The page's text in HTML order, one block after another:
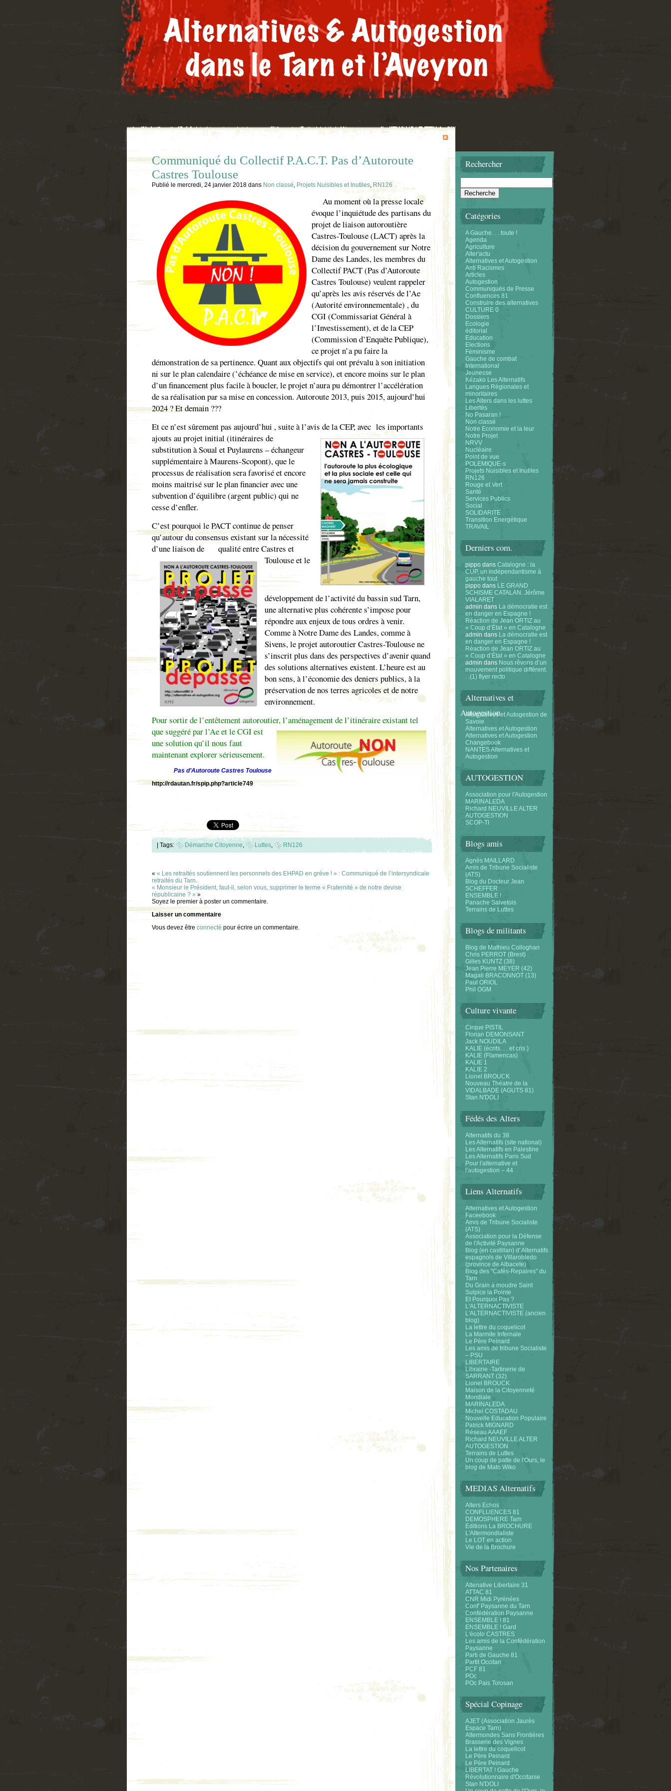
Communiqué du Collectif P.A.C.T. Pas d’Autoroute
Castres Toulouse
Publié le mercredi, 24 janvier 2018 dans Non classé, Projets Nuisibles et Inutiles, RN126
Au moment où la presse locale
évoque l’inquiétude des partisans du
projet de liaison autoroutière
Castres-Toulouse (LACT) après la
décision du gouvernement sur Notre
Dame des Landes, les membres du
Collectif PACT (Pas d’Autoroute
Castres Toulouse) veulent rappeler
qu’après les avis réservés de l’Ae
(Autorité environnementale) , du
CGI (Commissariat Général à
l’Investissement), et de la CEP
(Commission d’Enquête Publique),
ce projet n’a pu faire la
démonstration de sa pertinence. Quant aux objectifs qui ont prévalu à son initiation
ni sur le plan calendaire (’échéance de mise en service), et encore moins sur le plan
d’un financement plus facile à boucler, le projet n’aura pu démontrer l’accélération
de sa réalisation par sa mise en concession. Autoroute 2013, puis 2015, aujourd’hui
2024 ? Et demain ???
Et ce n’est sûrement pas aujourd’hui , suite à l’avis de la CEP, avec les importants
ajouts au projet initial (itinéraires de
substitution à Soual et Puylaurens – échangeur
supplémentaire à Maurens-Scopont), que le
processus de réalisation sera favorisé et encore
moins maitrisé sur le plan financier avec une
subvention d’équilibre (argent public) qui ne
cesse d’enfler.
C’est pourquoi le PACT continue de penser
qu’autour du consensus existant sur la nécessité
d’une liaison de qualité entre Castres et
Toulouse et le
développement de l’activité du bassin sud Tarn,
une alternative plus cohérente s’impose pour
répondre aux enjeux de tous ordres à venir.
Comme à Notre Dame des Landes, comme à
Sivens, le projet autoroutier Castres-Toulouse ne
s’inscrit plus dans des perspectives d’avenir quand
des solutions alternatives existent. L’heure est au
bon sens, à l’économie des deniers publics, à la
préservation de nos terres agricoles et de notre
environnement.
Pour sortir de l’entêtement autoroutier, l’aménagement del’itinéraire existant tel
que suggéré par l’Ae et le CGI est
une solution qu’il nous faut
maintenant explorer sérieusement.
Pas d’Autoroute Castres Toulouse
http://rdautan.fr/spip.php?article749
| Tags: Démarche Citoyenne Luttes RN126
« « Les retraités soutiennent les personnels des EHPAD en grève ! » : Communiqué de l’intersyndicale
retraités du Tarn.
« Monsieur le Président, faut-il, selon vous, supprimer le terme « Fraternité » de notre devise
républicaine ? » »
Soyez le premier à poster un commentaire.
Laisser un commentaire
Vous devez être connecté pour écrire un commentaire.
Rechercher
Catégories
A Gauche. . . toute !
Agenda
Agriculture
Alter'actu
Alternatives et Autogestion
Anti Racismes
Articles
Autogestion
Communiqués de Presse
Confluences 81
Construire des alternatives
CULTURE 0
Dossiers
Ecologie
éditorial
Education
Elections
Féminisme
Gauche de combat
International
Jeunesse
Kézako Les Alternatifs
Langues Régionales et
minoritaires
Les Alters dans les luttes
Libertés
No Pasaran !
Non classé
Notre Economie et la leur
Notre Projet
NRVV
Nucléaire
Point de vue
POLEMIQUE-s
Projets Nuisibles et Inutiles
RN126
Rouge et Vert
Santé
Services Publics
Social
SOLIDARITE
Transition Energétique
TRAVAIL
Derniers com.
pippo dans Catalogne : la
CUP, un indépendantisme à
gauche tout
pippo dans LE GRAND
SCHISME CATALAN. Jérôme
VIALARET
admin dans La démocratie est
en danger en Espagne !
Réaction de Jean ORTIZ au
« Coup d’État » en Catalogne
admin dans La démocratie est
en danger en Espagne !
Réaction de Jean ORTIZ au
« Coup d’État » en Catalogne
admin dans Nous rêvons d’un
mouvement politique différent.
. .(1) flyer recto
Alternatives et
Autogestion
Alternatifves et Autogestion de
Savoie
Alternatives et Autogestion
Alternatives et Autogestion
Changebook
NANTES Alternatives et
Autogestion
AUTOGESTION
Association pour l'Autogestion
MARINALEDA
Richard NEUVILLE ALTER
AUTOGESTION
SCOP-TI
Blogs amis
Agnès MAILLARD
Amis de Tribune Socialiste
(ATS)
Blog du Docteur Jean
SCHEFFER
ENSEMBLE !
Panache Salvetois
Terrains de Luttes
Blogs de militants
Blog de Mathieu Colloghan
Chris PERROT (Brest)
Gilles KUNTZ (38)
Jean Pierre MEYER (42)
Magali BRACONNOT (13)
Paul ORIOL
Phil OGM
Culture vivante
Cirque PISTIL
Florian DEMONSANT
Jack NOUDILA
KALIE (écrits. . . et cris )
KALIE (Flamencas)
KALIE 1
KALIE 2
Lionel BROUCK
Nouveau Théatre de la
VIDALBADE (AGUTS 81)
Stan N'DOLI
Fédés des Alters
Alternatifs du 38
Les Alternatifs (site national)
Les Alternatifs en Palestine
Les Alternatifs Paris Sud
Pour l'alternative et
l'autogestion – 44
Liens Alternatifs
Alternatives et Autogestion
Faceebook
Amis de Tribune Socialiste
(ATS)
Association pour la Défense
de l'Activité Paysanne
Blog (en castillan) d' Alternatifs
espagnols de Villarobledo
(province de Albacete)
Blog des "Cafés-Repaires" du
Tarn
Du Grain à moudre Saint
Sulpice la Pointe
Et Pourquoi Pas ?
L'ALTERNACTIVISTE
L'ALTERNACTIVISTE (ancien
blog)
La lettre du coquelicot
La Marmite Infernale
Le Père Peinard
Les amis de tribune Socialiste
– PSU
LIBERTAIRE
Librairie -Tartinerie de
SARRANT (32)
Lionel BROUCK
Maison de la Citoyenneté
Mondiale
MARINALEDA
Michel COSTADAU
Nouvelle Education Populaire
Patrick MIGNARD
Réseau AAAEF
Richard NEUVILLE ALTER
AUTOGESTION
Terrains de Luttes
Un coup de patte de l'Ours, le
blog de Mato Wiko
MEDIAS Alternatifs
Alters Echos
CONFLUENCES 81
DEMOSPHERE Tarn
Editions La BROCHURE
L'Altermondialiste
Le LOT en action
Vie de la Brochure
Nos Partenaires
Altenative Libertaire 31
ATTAC 81
CNR Midi Pyrénées
Conf' Paysanne du Tarn
Confédération Paysanne
ENSEMBLE ! 81
ENSEMBLE ! Gard
L'écolo CASTRES
Les amis de la Confédération
Paysanne
Parti de Gauche 81
Partit Occitan
PCF 81
POc
POc Pais Tolosan
Spécial Copinage
AJET (Association Jaurès
Espace Tarn)
Altermondes Sans Frontières
Brasserie des Vignes
La lettre du coquelicot
Le Père Peinard
Le Père Peinard
LIBERTAT ! Gauche
Révolutionnaire d'Occitanie
Stan N'DOLI